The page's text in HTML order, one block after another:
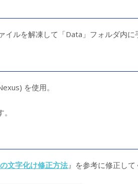
ルを解凍して「Data」フォルダ内に
を使用。
文字化け修正方法』を参考に修正して